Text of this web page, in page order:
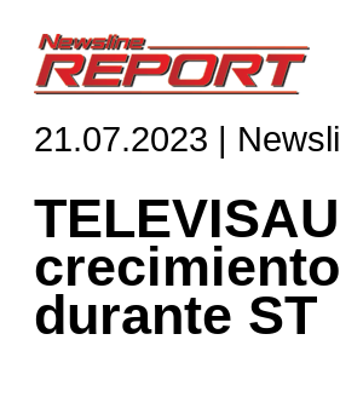
21.07.2023 |
durante ST